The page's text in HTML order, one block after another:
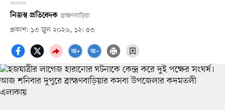
নিজস্ব প্রতিবেদক ব্রাহ্মণবাড়িয়া
প্রকাশ: ১৩ জুন ২০২৬, ১২: ৫৩